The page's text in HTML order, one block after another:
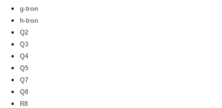
g-tron
h-tron
Q2
Q3
Q4
Q5
Q7
Q8
R8